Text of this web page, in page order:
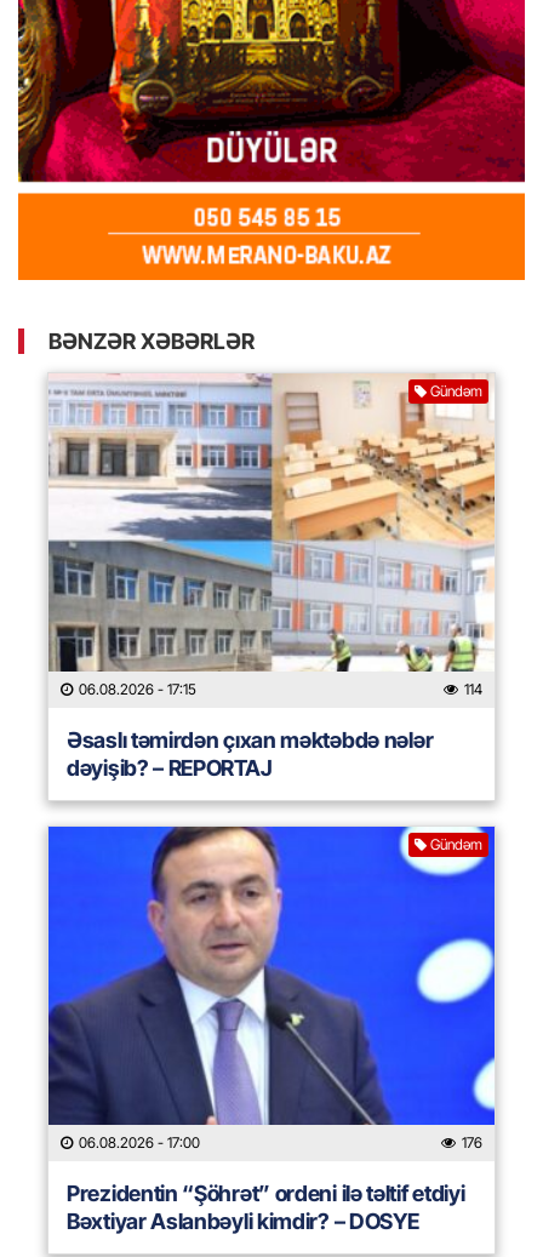
BƏNZƏR XƏBƏRLƏR
Gündəm
06.08.2026 - 17:15 114
Əsaslı təmirdən çıxan məktəbdə nələr
dəyişib? – REPORTAJ
Gündəm
06.08.2026 - 17:00 176
Prezidentin “Şöhrət” ordeni ilə təltif etdiyi
Bəxtiyar Aslanbəyli kimdir? – DOSYE